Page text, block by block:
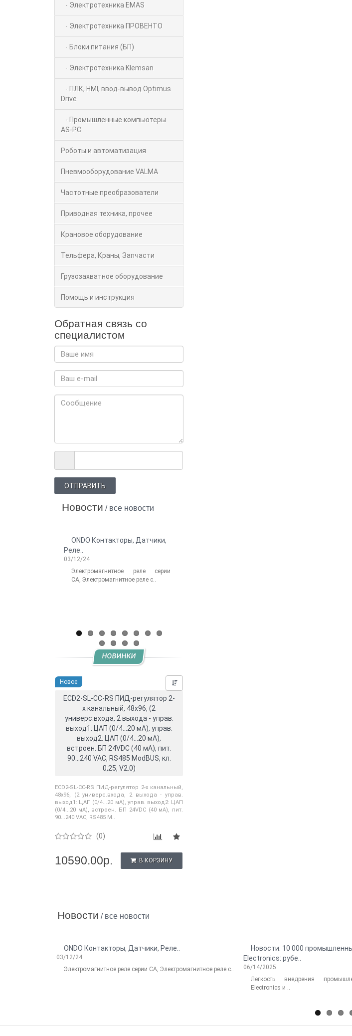
- Электротехника EMAS
- Электротехника ПРОВЕНТО
- Блоки питания (БП)
- Электротехника Klemsan
- ПЛК, HMI, ввод-вывод Optimus
Drive
- Промышленные компьютеры
AS-PC
Роботы и автоматизация
Пневмооборудование VALMA
Частотные преобразователи
Приводная техника, прочее
Крановое оборудование
Тельфера, Краны, Запчасти
Грузозахватное оборудование
Помощь и инструкция
Обратная связь со
специалистом
ОТПРАВИТЬ
Новости / все новости
ONDO Контакторы, Датчики,
Реле..
03/12/24
Электромагнитное реле серии
CA, Электромагнитное реле с..
НОВИНКИ
Новое
ECD2-SL-CC-RS ПИД-регулятор 2-
х канальный, 48x96, (2
универс.входа, 2 выхода - управ.
выход1: ЦАП (0/4...20 мА), управ.
выход2: ЦАП (0/4...20 мА),
встроен. БП 24VDC (40 мА), пит.
90...240 VAC, RS485 ModBUS, кл.
0,25, V2.0)
ECD2-SL-CC-RS ПИД-регулятор 2-х канальный,
48x96, (2 универс.входа, 2 выхода - управ.
выход1: ЦАП (0/4...20 мА), управ. выход2: ЦАП
(0/4...20 мА), встроен. БП 24VDC (40 мА), пит.
90...240 VAC, RS485 M..
(0)
10590.00р. В КОРЗИНУ
Новости / все новости
ONDO Контакторы, Датчики, Реле..
03/12/24
Электромагнитное реле серии CA, Электромагнитное реле с..
Новости: 10 000
Electronics: рубе..
06/14/2025
Легкость внедрения
Electronics и ..